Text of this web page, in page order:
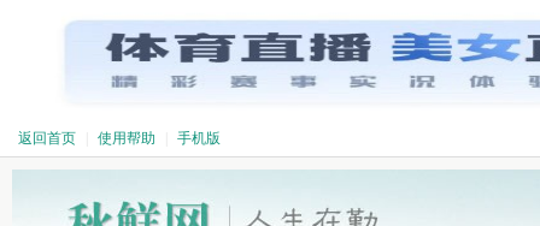
返回首页 使用帮助 手机版